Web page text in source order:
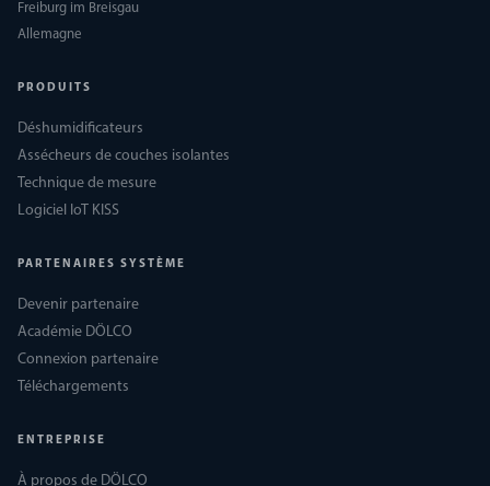
Freiburg im Breisgau
Allemagne
PRODUITS
Déshumidificateurs
Assécheurs de couches isolantes
Technique de mesure
Logiciel IoT KISS
PARTENAIRES SYSTÈME
Devenir partenaire
Académie DÖLCO
Connexion partenaire
Téléchargements
ENTREPRISE
À propos de DÖLCO